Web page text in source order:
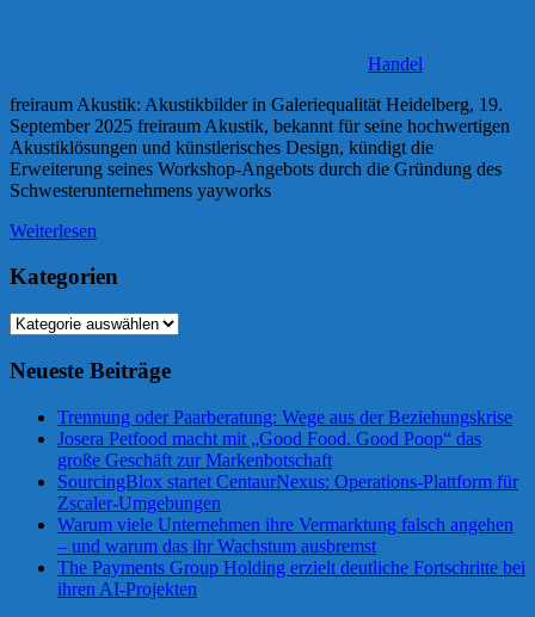
Handel
freiraum Akustik: Akustikbilder in Galeriequalität Heidelberg, 19.
September 2025 freiraum Akustik, bekannt für seine hochwertigen
Akustiklösungen und künstlerisches Design, kündigt die
Erweiterung seines Workshop-Angebots durch die Gründung des
Schwesterunternehmens yayworks
Weiterlesen
Kategorien
Kategorien
Neueste Beiträge
Trennung oder Paarberatung: Wege aus der Beziehungskrise
Josera Petfood macht mit „Good Food. Good Poop“ das
große Geschäft zur Markenbotschaft
SourcingBlox startet CentaurNexus: Operations-Plattform für
Zscaler-Umgebungen
Warum viele Unternehmen ihre Vermarktung falsch angehen
– und warum das ihr Wachstum ausbremst
The Payments Group Holding erzielt deutliche Fortschritte bei
ihren AI-Projekten